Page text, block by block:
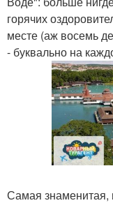
горячих
месте (аж восемь
- буквально на
Самая знаменитая,